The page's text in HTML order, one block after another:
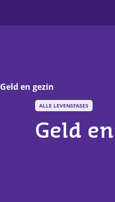
Geld en gezin
ALLE LEVENSFASES
Geld